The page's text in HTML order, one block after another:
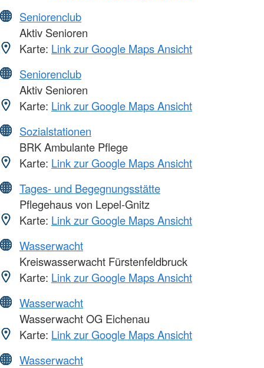
Seniorenclub
Aktiv Senioren
Karte: Link zur Google Maps Ansicht
Seniorenclub
Aktiv Senioren
Karte: Link zur Google Maps Ansicht
Sozialstationen
BRK Ambulante Pflege
Karte: Link zur Google Maps Ansicht
Tages- und Begegnungsstätte
Pflegehaus von Lepel-Gnitz
Karte: Link zur Google Maps Ansicht
Wasserwacht
Kreiswasserwacht Fürstenfeldbruck
Karte: Link zur Google Maps Ansicht
Wasserwacht
Wasserwacht OG Eichenau
Karte: Link zur Google Maps Ansicht
Wasserwacht